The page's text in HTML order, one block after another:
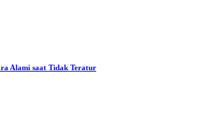
Alami saat Tidak Teratur